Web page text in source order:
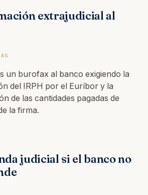
extrajudicial al
un burofax al banco exigiendo la
del IRPH por el Euríbor y la
de las cantidades pagadas de
la firma.
judicial si el banco no